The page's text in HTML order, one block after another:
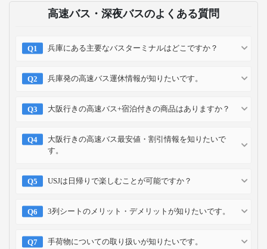
高速バス・深夜バスのよくある質問
兵庫にある主要なバスターミナルはどこですか？
兵庫発の高速バス運休情報が知りたいです。
大阪行きの高速バス+宿泊付きの商品はありますか？
大阪行きの高速バス最安値・割引情報を知りたいで
す。
USJは日帰りで楽しむことが可能ですか？
3列シートのメリット・デメリットが知りたいです。
手荷物についての取り扱いが知りたいです。